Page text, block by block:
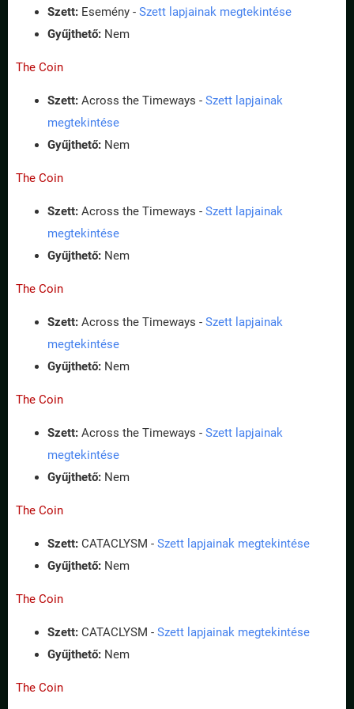
Szett: Esemény - Szett lapjainak megtekintése
Gyűjthető: Nem
The Coin
Szett: Across the Timeways - Szett lapjainak
megtekintése
Gyűjthető: Nem
The Coin
Szett: Across the Timeways - Szett lapjainak
megtekintése
Gyűjthető: Nem
The Coin
Szett: Across the Timeways - Szett lapjainak
megtekintése
Gyűjthető: Nem
The Coin
Szett: Across the Timeways - Szett lapjainak
megtekintése
Gyűjthető: Nem
The Coin
Szett: CATACLYSM - Szett lapjainak megtekintése
Gyűjthető: Nem
The Coin
Szett: CATACLYSM - Szett lapjainak megtekintése
Gyűjthető: Nem
The Coin